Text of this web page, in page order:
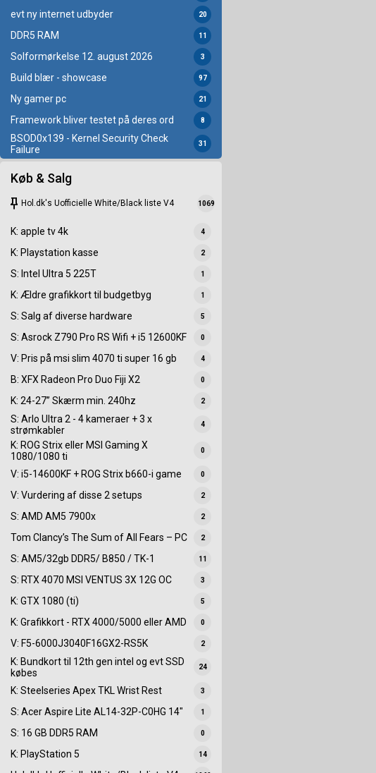
evt ny internet udbyder 20
DDR5 RAM 11
Solformørkelse 12. august 2026 3
Build blær - showcase 97
Ny gamer pc 21
Framework bliver testet på deres ord 8
BSOD0x139 - Kernel Security Check
Failure
31
Køb & Salg
keep Hol.dk's Uofficielle White/Black liste V4 1069
K: apple tv 4k 4
K: Playstation kasse 2
S: Intel Ultra 5 225T 1
K: Ældre grafikkort til budgetbyg 1
S: Salg af diverse hardware 5
S: Asrock Z790 Pro RS Wifi + i5 12600KF 0
V: Pris på msi slim 4070 ti super 16 gb 4
B: XFX Radeon Pro Duo Fiji X2 0
K: 24-27” Skærm min. 240hz 2
S: Arlo Ultra 2 - 4 kameraer + 3 x
strømkabler
4
K: ROG Strix eller MSI Gaming X
1080/1080 ti
0
V: i5-14600KF + ROG Strix b660-i game 0
V: Vurdering af disse 2 setups 2
S: AMD AM5 7900x 2
Tom Clancy’s The Sum of All Fears – PC 2
S: AM5/32gb DDR5/ B850 / TK-1 11
S: RTX 4070 MSI VENTUS 3X 12G OC 3
K: GTX 1080 (ti) 5
K: Grafikkort - RTX 4000/5000 eller AMD 0
V: F5-6000J3040F16GX2-RS5K 2
K: Bundkort til 12th gen intel og evt SSD
købes
24
K: Steelseries Apex TKL Wrist Rest 3
S: Acer Aspire Lite AL14-32P-C0HG 14" 1
S: 16 GB DDR5 RAM 0
K: PlayStation 5 14